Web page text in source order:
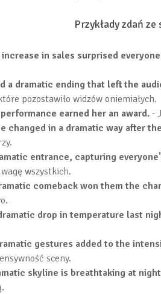
Przykłady zdań ze
in sales surprised
a dramatic ending that left the
pozostawiło widzów oniemiałych.
earned her an award. -
changed in a dramatic way after
entrance, capturing
wszystkich.
comeback won them the
drop in temperature last
gestures added to the
sceny.
skyline is breathtaking at